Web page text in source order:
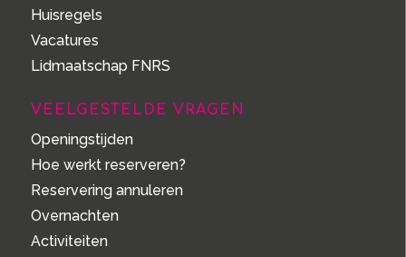
Huisregels
Vacatures
Lidmaatschap FNRS
VEELGESTELDE VRAGEN
Openingstijden
Hoe werkt reserveren?
Reservering annuleren
Overnachten
Activiteiten